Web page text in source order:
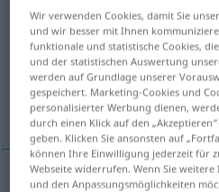
unhöflich
Übersicht aller
(Für mehr Details die Übersetzung
uhøflig
Wir verwenden Cookies, damit Sie
und wir besser mit Ihnen
funktionale und statistische Cookies,
und der statistischen Auswertung
werden auf Grundlage unserer
gespeichert. Marketing-Cookies und
personalisierter Werbung dienen,
durch einen Klick auf den
geben. Klicken Sie ansonsten auf
können Ihre Einwilligung jederzeit für
Webseite widerrufen. Wenn Sie
und den Anpassungsmöglichkeiten